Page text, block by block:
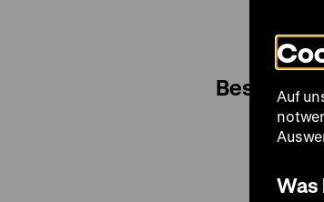
Besuch
Auf
Was